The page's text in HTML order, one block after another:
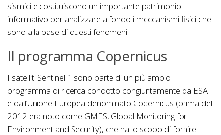
sismici e costituiscono un importante patrimonio
informativo per analizzare a fondo i meccanismi fisici che
sono alla base di questi fenomeni.
Il programma Copernicus
I satelliti Sentinel 1 sono parte di un più ampio
programma di ricerca condotto congiuntamente da ESA
e dall’Unione Europea denominato Copernicus (prima del
2012 era noto come GMES, Global Monitoring for
Environment and Security), che ha lo scopo di fornire